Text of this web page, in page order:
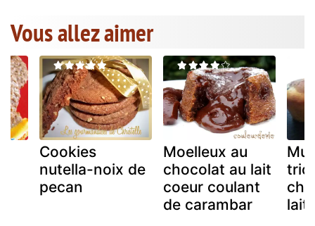
Vous allez aimer
Cookies
nutella-noix de
pecan
Moelleux au
chocolat au lait
coeur coulant
de carambar
lait